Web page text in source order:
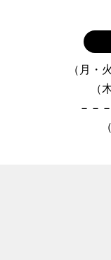
（月・
（
－－－